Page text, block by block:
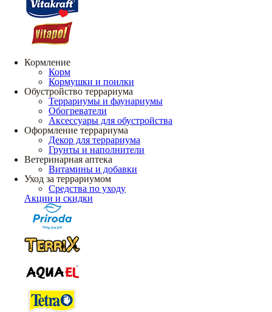
Кормление
Корм
Кормушки и поилки
Обустройство террариума
Террариумы и фаунариумы
Обогреватели
Аксессуары для обустройства
Оформление террариума
Декор для террариума
Грунты и наполнители
Ветеринарная аптека
Витамины и добавки
Уход за террариумом
Средства по уходу
Акции и скидки